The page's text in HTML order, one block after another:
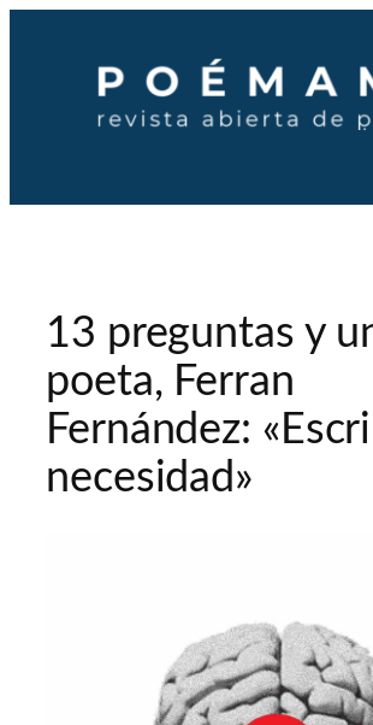
contenido
13 preguntas y
poeta, Ferran
Fernández:
necesidad»